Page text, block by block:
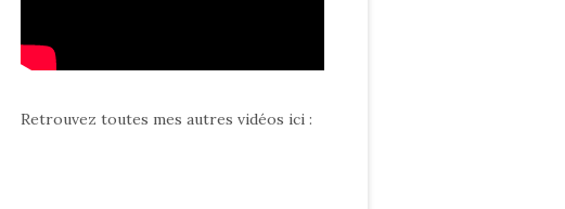
Retrouvez toutes mes autres vidéos ici :